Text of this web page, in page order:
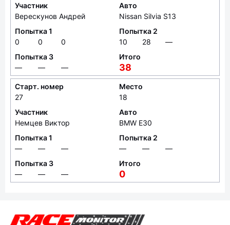
Участник
Верескунов Андрей
Авто
Nissan Silvia S13
Попытка 1
0
0 0
Попытка 2
10
28
—
Попытка 3
—
— —
Итого
38
Старт. номер
27
Место
18
Участник
Немцев Виктор
Авто
BMW E30
Попытка 1
—
— —
Попытка 2
—
—
—
Попытка 3
—
— —
Итого
0